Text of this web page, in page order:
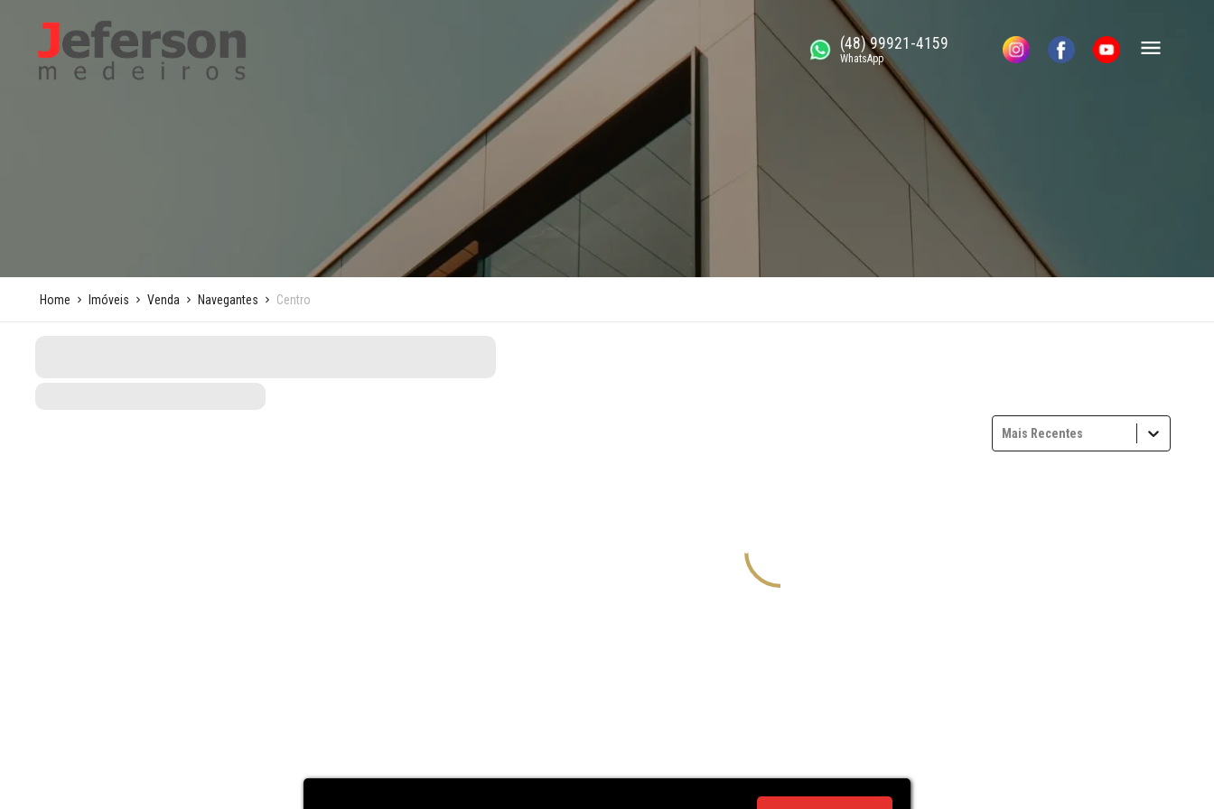
(48) 99921-4159
WhatsApp
Home Imóveis Venda Navegantes Centro
Mais Recentes